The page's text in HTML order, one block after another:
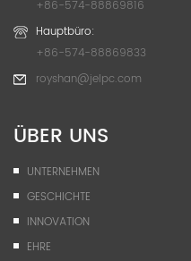
+86-574-88869816
Hauptbüro:
+86-574-88869833
royshan@jelpc.com
ÜBER UNS
UNTERNEHMEN
GESCHICHTE
INNOVATION
EHRE